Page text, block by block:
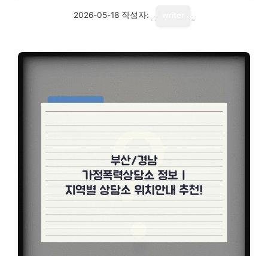
2026-05-18 작성자: